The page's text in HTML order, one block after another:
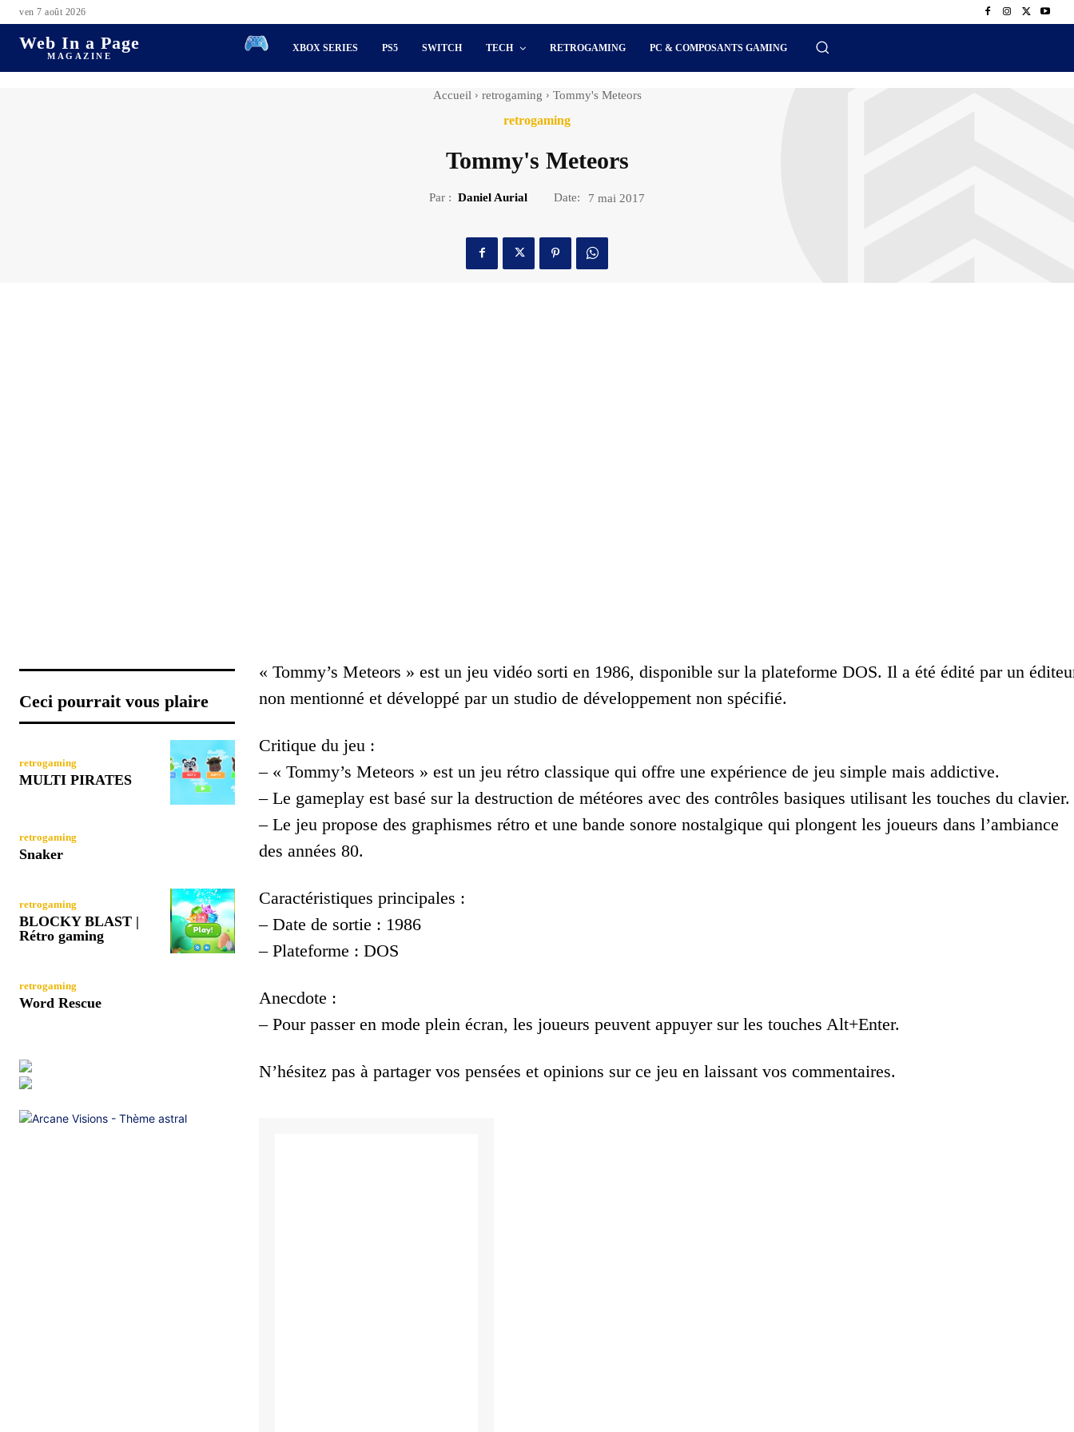
ven 7 août 2026
Web In a Page
MAGAZINE
XBOX SERIES PS5 SWITCH TECH RETROGAMING PC & COMPOSANTS GAMING
Accueil retrogaming Tommy's Meteors
retrogaming
Tommy's Meteors
Par : Daniel Aurial Date: 7 mai 2017
Ceci pourrait vous plaire
retrogaming
MULTI PIRATES
retrogaming
Snaker
retrogaming
BLOCKY BLAST |
Rétro gaming
retrogaming
Word Rescue
« Tommy’s Meteors » est un jeu vidéo sorti en 1986, disponible sur la plateforme DOS. Il a été édité par un
non mentionné et développé par un studio de développement non spécifié.
Critique du jeu :
– « Tommy’s Meteors » est un jeu rétro classique qui offre une expérience de jeu simple mais addictive.
– Le gameplay est basé sur la destruction de météores avec des contrôles basiques utilisant les touches du clavier.
– Le jeu propose des graphismes rétro et une bande sonore nostalgique qui plongent les joueurs dans l’ambiance
des années 80.
Caractéristiques principales :
– Date de sortie : 1986
– Plateforme : DOS
Anecdote :
– Pour passer en mode plein écran, les joueurs peuvent appuyer sur les touches Alt+Enter.
N’hésitez pas à partager vos pensées et opinions sur ce jeu en laissant vos commentaires.